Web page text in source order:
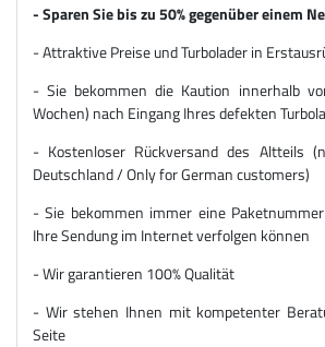
- Sparen Sie bis zu 50% gegenüber einem
- Attraktive Preise und Turbolader in
- Sie bekommen die Kaution innerhalb
Wochen) nach Eingang Ihres defekten
- Kostenloser Rückversand des Altteils
Deutschland / Only for German customers)
- Sie bekommen immer eine
Ihre Sendung im Internet verfolgen können
- Wir garantieren 100% Qualität
- Wir stehen Ihnen mit kompetenter
Seite